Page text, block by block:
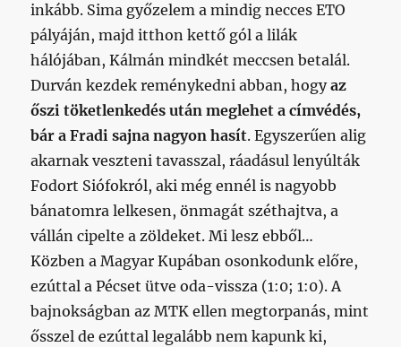
inkább. Sima győzelem a mindig necces ETO
pályáján, majd itthon kettő gól a lilák
hálójában, Kálmán mindkét meccsen betalál.
Durván kezdek reménykedni abban, hogyaz
őszi töketlenkedés után meglehet a címvédés,
bár a Fradi sajna nagyon hasít. Egyszerűen alig
akarnak veszteni tavasszal, ráadásul lenyúlták
Fodort Siófokról, aki még ennél is nagyobb
bánatomra lelkesen, önmagát széthajtva, a
vállán cipelte a zöldeket. Mi lesz ebből…
Közben a Magyar Kupában osonkodunk előre,
ezúttal a Pécset ütve oda-vissza (1:0; 1:0). A
bajnokságban az MTK ellen megtorpanás, mint
ősszel de ezúttal legalább nem kapunk ki,